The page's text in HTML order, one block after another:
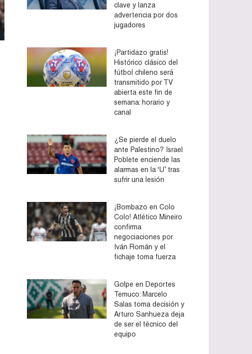
clave y lanza
advertencia por dos
jugadores
¡Partidazo gratis!
Histórico clásico del
fútbol chileno será
transmitido por TV
abierta este fin de
semana: horario y
canal
¿Se pierde el duelo
ante Palestino? Israel
Poblete enciende las
alarmas en la ‘U’ tras
sufrir una lesión
¡Bombazo en Colo
Colo! Atlético Mineiro
confirma
negociaciones por
Iván Román y el
fichaje toma fuerza
Golpe en Deportes
Temuco: Marcelo
Salas toma decisión y
Arturo Sanhueza deja
de ser el técnico del
equipo